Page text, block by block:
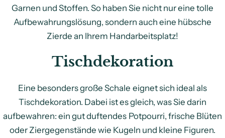
Garnen und Stoffen. So haben Sie nicht nur eine tolle
Aufbewahrungslösung, sondern auch eine hübsche
Zierde an Ihrem Handarbeitsplatz!
Tischdekoration
Eine besonders große Schale eignet sich ideal als
Tischdekoration. Dabei ist es gleich, was Sie darin
aufbewahren: ein gut duftendes Potpourri, frische Blüten
oder Ziergegenstände wie Kugeln und kleine Figuren.